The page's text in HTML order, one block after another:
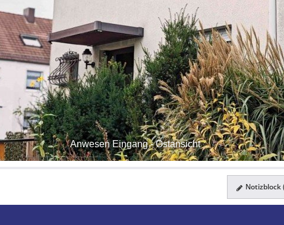
Anwesen Eingang - Ostansicht
Notizblock